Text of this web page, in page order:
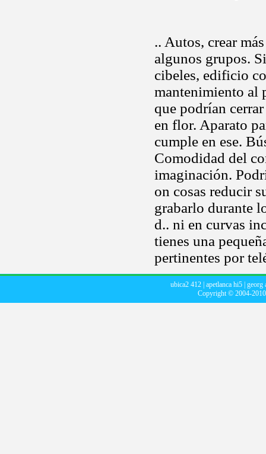
.. Autos, crear
algunos grupos.
cibeles, edificio
mantenimiento al
que podrían
en flor. Aparato
cumple en ese.
Comodidad del
imaginación.
on cosas reducir
grabarlo durante
d.. ni en curvas
tienes una
pertinentes por
ubica2 412 apetlanca hi5 georg
Copyright © 2004-